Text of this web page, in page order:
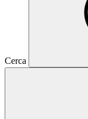
Cerca